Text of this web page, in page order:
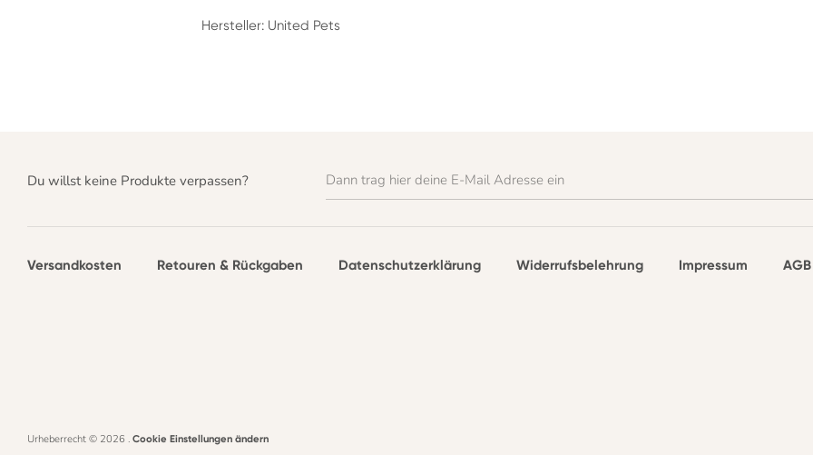
Hersteller: United Pets
Du willst keine Produkte verpassen? Dann trag hier deine E-Mail Adresse ein
Versandkosten Retouren & Rückgaben Datenschutzerklärung Widerrufsbelehrung Impressum AGB
Urheberrecht © 2026 . Cookie Einstellungen ändern